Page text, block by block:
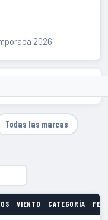
2026
Todas las marcas
VIENTO CATEGORÍA